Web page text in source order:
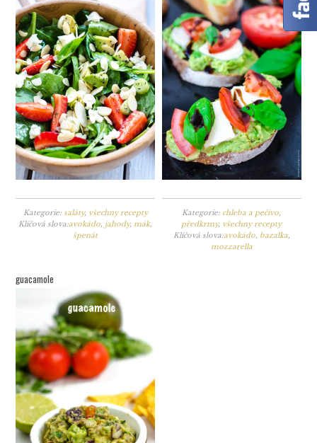
Kategorie: saláty, všechny recepty
Klíčová slova:avokádo, jahody,mák,
špenát
Kategorie: chleba a pečivo,
předkrmy, všechny recepty
Klíčová slova:avokádo, bazalka,
mozzarella
guacamole